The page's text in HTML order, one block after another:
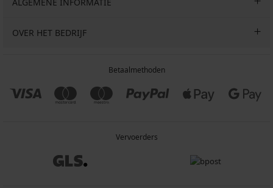
OVER HET BEDRIJF
Betaalmethoden
Vervoerders